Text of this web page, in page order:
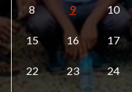
8 9 10
15 16 17
22 23 24